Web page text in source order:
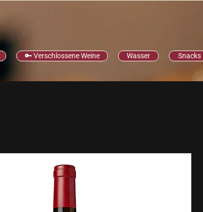
🔑 Verschlossene Weine Wasser Snacks